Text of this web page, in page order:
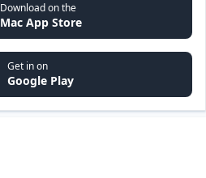
Download on the
Mac App Store
Get in on
Google Play